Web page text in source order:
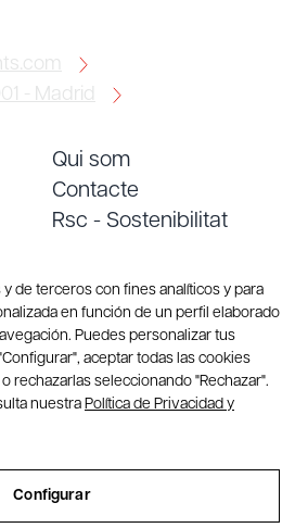
- Madrid
Qui som
Contacte
Rsc - Sostenibilitat
Blog
Sitemap
de terceros con fines analíticos y para
en función de un perfil elaborado
Puedes personalizar tus
aceptar todas las cookies
rechazarlas seleccionando "Rechazar".
nuestra Política de Privacidad y
Configurar